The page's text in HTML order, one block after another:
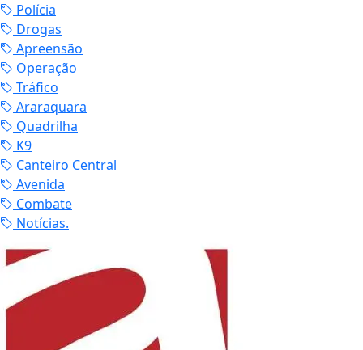
Polícia
Drogas
Apreensão
Operação
Tráfico
Araraquara
Quadrilha
K9
Canteiro Central
Avenida
Combate
Notícias.